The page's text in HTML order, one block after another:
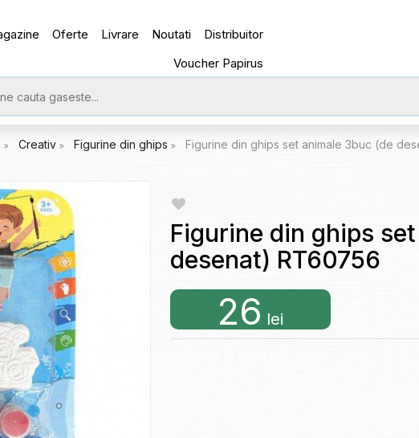
Oferte Livrare Noutati
Distribuitor
Voucher Papirus
Creativ Figurine din ghips Figurine din ghips set animale 3buc (de
Figurine din ghips
desenat) RT60756
26 lei